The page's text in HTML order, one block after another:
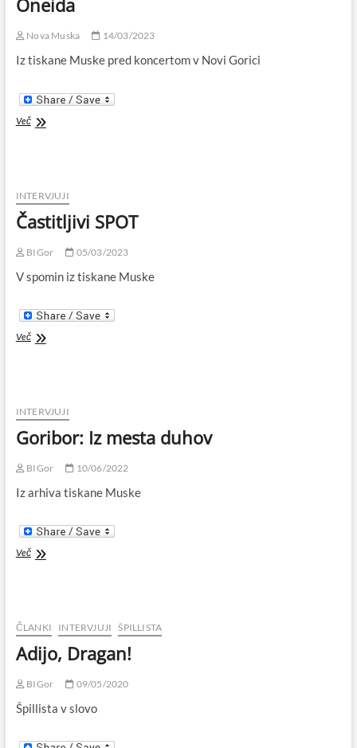
Oneida
Nova Muska 14/03/2023
Iz tiskane Muske pred koncertom v Novi Gorici
VečOneida
INTERVJUJI
Častitljivi SPOT
BIGor 05/03/2023
V spomin iz tiskane Muske
VečČastitljivi
INTERVJUJI
Goribor: Iz mesta duhov
BIGor 10/06/2022
Iz arhiva tiskane Muske
VečGoribor:
ČLANKI INTERVJUJI ŠPILLISTA
Adijo, Dragan!
BIGor 09/05/2020
Špillista v slovo